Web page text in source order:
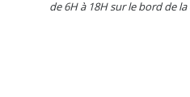
de 6H à 18H sur le bord de la